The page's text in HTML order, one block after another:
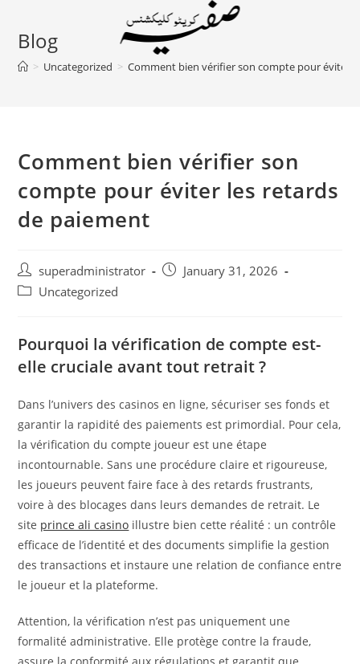
contentBlog
> Uncategorized > Comment bien vérifier son compte pour éviter
Comment bien vérifier son
compte pour éviter les retards
de paiement
Post
author:
superadministrator
PostJanuary 31, 2026
PostUncategorized
Pourquoi la vérification de compte est-
elle cruciale avant tout retrait ?
Dans l’univers des casinos en ligne, sécuriser ses fonds et
garantir la rapidité des paiements est primordial. Pour cela,
la vérification du compte joueur est une étape
incontournable. Sans une procédure claire et rigoureuse,
les joueurs peuvent faire face à des retards frustrants,
voire à des blocages dans leurs demandes de retrait. Le
site prince ali casino illustre bien cette réalité : un contrôle
efficace de l’identité et des documents simplifie la gestion
des transactions et instaure une relation de confiance entre
le joueur et la plateforme.
Attention, la vérification n’est pas uniquement une
formalité administrative. Elle protège contre la fraude,